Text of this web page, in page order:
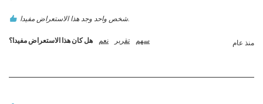
هل كان هذا الاستعراض مفيدا؟ نعم تقرير سهم منذ عام